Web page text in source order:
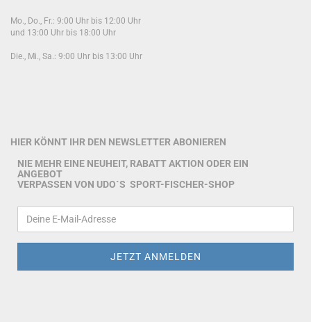
Mo., Do., Fr.: 9:00 Uhr bis 12:00 Uhr
und 13:00 Uhr bis 18:00 Uhr
Die., Mi., Sa.: 9:00 Uhr bis 13:00 Uhr
HIER KÖNNT IHR DEN NEWSLETTER ABONIEREN
NIE MEHR EINE NEUHEIT, RABATT AKTION ODER EIN
ANGEBOT
VERPASSEN VON UDO`S SPORT-FISCHER-SHOP